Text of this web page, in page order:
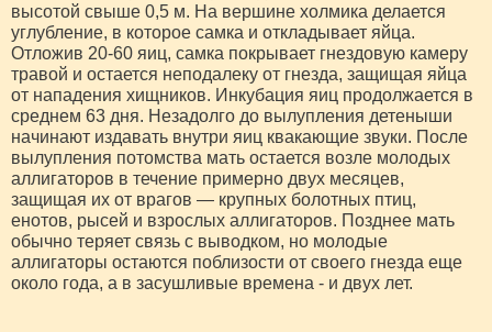
высотой свыше 0,5 м. На вершине холмика делается
углубление, в которое самка и откладывает яйца.
Отложив 20-60 яиц, самка покрывает гнездовую камеру
травой и остается неподалеку от гнезда, защищая яйца
от нападения хищников. Инкубация яиц продолжается в
среднем 63 дня. Незадолго до вылупления детеныши
начинают издавать внутри яиц квакающие звуки. После
вылупления потомства мать остается возле молодых
аллигаторов в течение примерно двух месяцев,
защищая их от врагов — крупных болотных птиц,
енотов, рысей и взрослых аллигаторов. Позднее мать
обычно теряет связь с выводком, но молодые
аллигаторы остаются поблизости от своего гнезда еще
около года, а в засушливые времена - и двух лет.